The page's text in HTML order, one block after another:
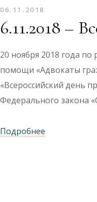
06.11.2018
6.11.2018 –
20 ноября 2018 года
помощи «Адвокаты
«Всероссийский день
Федерального закона
Подробнее